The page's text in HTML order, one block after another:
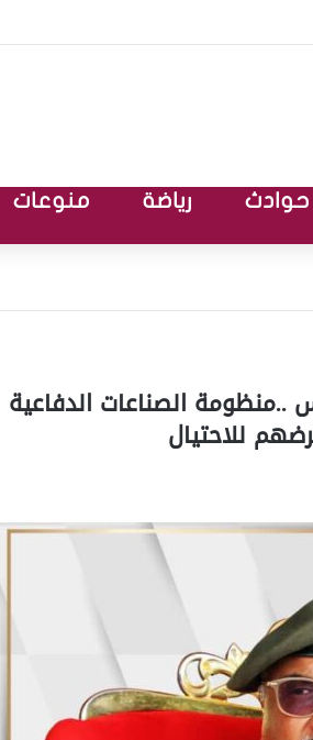
حوادث رياضة منوعات
..منظومة الصناعات الدفاعية
للاحتيال